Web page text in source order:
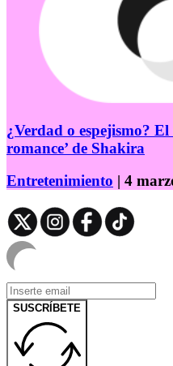
¿Verdad o espejismo?
romance’ de Shakira
Entretenimiento | 4
SUSCRÍBETE